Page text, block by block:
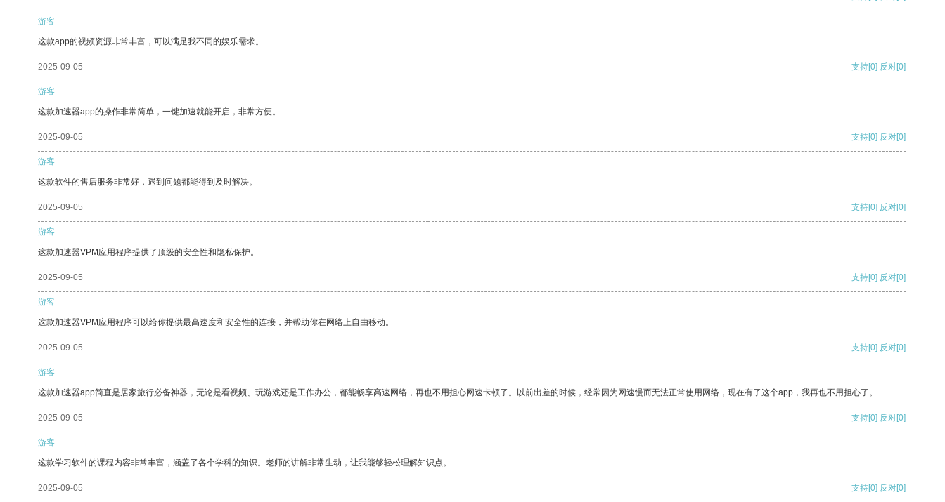
游客
这款app的视频资源非常丰富，可以满足我不同的娱乐需求。
2025-09-05 支持[0] 反对[0]
游客
这款加速器app的操作非常简单，一键加速就能开启，非常方便。
2025-09-05 支持[0] 反对[0]
游客
这款软件的售后服务非常好，遇到问题都能得到及时解决。
2025-09-05 支持[0] 反对[0]
游客
这款加速器VPM应用程序提供了顶级的安全性和隐私保护。
2025-09-05 支持[0] 反对[0]
游客
这款加速器VPM应用程序可以给你提供最高速度和安全性的连接，并帮助你在网络上自由移动。
2025-09-05 支持[0] 反对[0]
游客
这款加速器app简直是居家旅行必备神器，无论是看视频、玩游戏还是工作办公，都能畅享高速网络，再也不用担心网速卡顿了。以前出差的时候，经常因为网速慢而无法正常使用网络，现在有了这个app，我再也不用担心了。
2025-09-05 支持[0] 反对[0]
游客
这款学习软件的课程内容非常丰富，涵盖了各个学科的知识。老师的讲解非常生动，让我能够轻松理解知识点。
2025-09-05 支持[0] 反对[0]